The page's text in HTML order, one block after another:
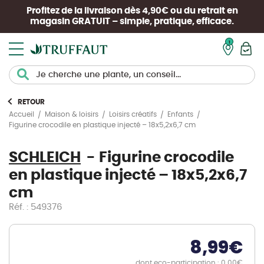
Profitez de la livraison dès 4,90€ ou du retrait en
magasin GRATUIT – simple, pratique, efficace.
RETOUR
Accueil
Maison & loisirs Loisirs créatifs
Enfants
Figurine crocodile en plastique injecté – 18x5,2x6,7 cm
SCHLEICH
Figurine crocodile
en plastique injecté – 18x5,2x6,7
cm
Réf. : 549376
8,99€